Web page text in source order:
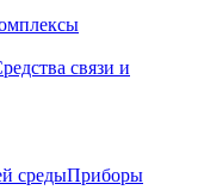
связи и
Приборы